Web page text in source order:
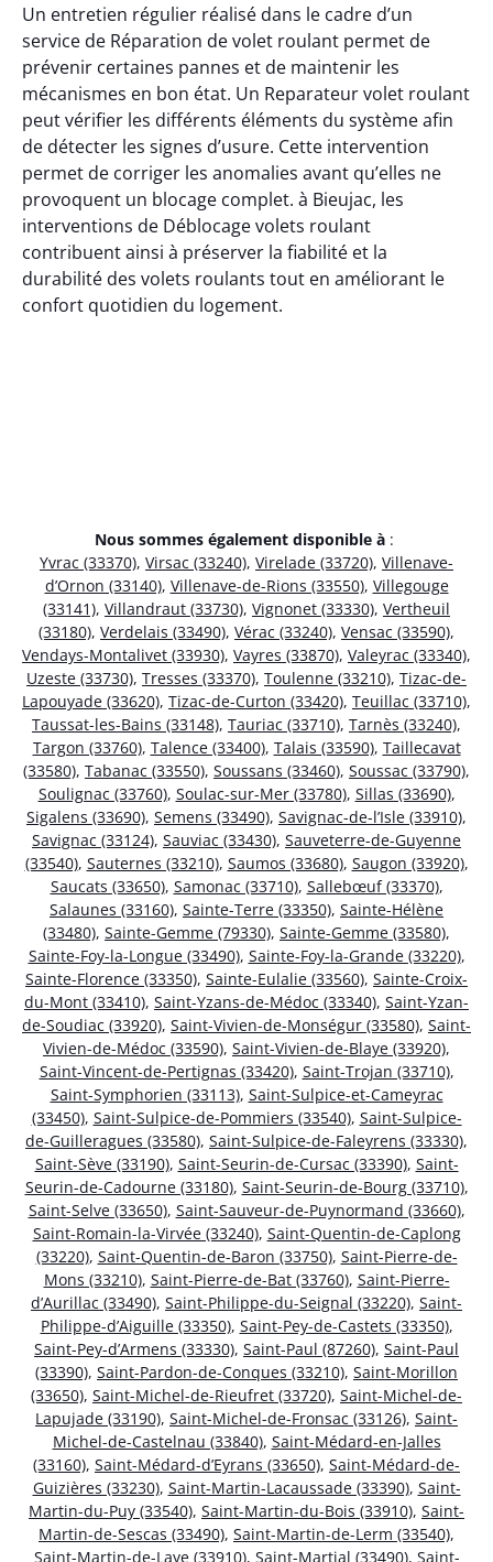
Un entretien régulier réalisé dans le cadre d’un
service de Réparation de volet roulant permet de
prévenir certaines pannes et de maintenir les
mécanismes en bon état. Un Reparateur volet roulant
peut vérifier les différents éléments du système afin
de détecter les signes d’usure. Cette intervention
permet de corriger les anomalies avant qu’elles ne
provoquent un blocage complet. à Bieujac, les
interventions de Déblocage volets roulant
contribuent ainsi à préserver la fiabilité et la
durabilité des volets roulants tout en améliorant le
confort quotidien du logement.
Nous sommes également disponible à :
Yvrac (33370), Virsac (33240), Virelade (33720), Villenave-
d’Ornon (33140), Villenave-de-Rions (33550), Villegouge
(33141), Villandraut (33730), Vignonet (33330), Vertheuil
(33180), Verdelais (33490), Vérac (33240), Vensac (33590),
Vendays-Montalivet (33930), Vayres (33870), Valeyrac (33340),
Uzeste (33730), Tresses (33370), Toulenne (33210), Tizac-de-
Lapouyade (33620), Tizac-de-Curton (33420), Teuillac (33710),
Taussat-les-Bains (33148), Tauriac (33710), Tarnès (33240),
Targon (33760), Talence (33400), Talais (33590), Taillecavat
(33580), Tabanac (33550), Soussans (33460), Soussac (33790),
Soulignac (33760), Soulac-sur-Mer (33780), Sillas (33690),
Sigalens (33690), Semens (33490), Savignac-de-l’Isle (33910),
Savignac (33124), Sauviac (33430), Sauveterre-de-Guyenne
(33540), Sauternes (33210), Saumos (33680), Saugon (33920),
Saucats (33650), Samonac (33710), Sallebœuf (33370),
Salaunes (33160), Sainte-Terre (33350), Sainte-Hélène
(33480), Sainte-Gemme (79330), Sainte-Gemme (33580),
Sainte-Foy-la-Longue (33490), Sainte-Foy-la-Grande (33220),
Sainte-Florence (33350), Sainte-Eulalie (33560), Sainte-Croix-
du-Mont (33410), Saint-Yzans-de-Médoc (33340), Saint-Yzan-
de-Soudiac (33920), Saint-Vivien-de-Monségur (33580), Saint-
Vivien-de-Médoc (33590), Saint-Vivien-de-Blaye (33920),
Saint-Vincent-de-Pertignas (33420), Saint-Trojan (33710),
Saint-Symphorien (33113), Saint-Sulpice-et-Cameyrac
(33450), Saint-Sulpice-de-Pommiers (33540), Saint-Sulpice-
de-Guilleragues (33580), Saint-Sulpice-de-Faleyrens (33330),
Saint-Sève (33190), Saint-Seurin-de-Cursac (33390), Saint-
Seurin-de-Cadourne (33180), Saint-Seurin-de-Bourg (33710),
Saint-Selve (33650), Saint-Sauveur-de-Puynormand (33660),
Saint-Romain-la-Virvée (33240), Saint-Quentin-de-Caplong
(33220), Saint-Quentin-de-Baron (33750), Saint-Pierre-de-
Mons (33210), Saint-Pierre-de-Bat (33760), Saint-Pierre-
d’Aurillac (33490), Saint-Philippe-du-Seignal (33220), Saint-
Philippe-d’Aiguille (33350), Saint-Pey-de-Castets (33350),
Saint-Pey-d’Armens (33330), Saint-Paul (87260), Saint-Paul
(33390), Saint-Pardon-de-Conques (33210), Saint-Morillon
(33650), Saint-Michel-de-Rieufret (33720), Saint-Michel-de-
Lapujade (33190), Saint-Michel-de-Fronsac (33126), Saint-
Michel-de-Castelnau (33840), Saint-Médard-en-Jalles
(33160), Saint-Médard-d’Eyrans (33650), Saint-Médard-de-
Guizières (33230), Saint-Martin-Lacaussade (33390), Saint-
Martin-du-Puy (33540), Saint-Martin-du-Bois (33910), Saint-
Martin-de-Sescas (33490), Saint-Martin-de-Lerm (33540),
Saint-Martin-de-Laye (33910), Saint-Martial (33490), Saint-